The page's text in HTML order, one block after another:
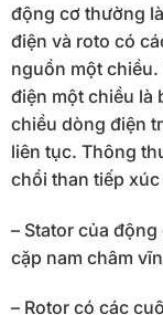
động cơ thường
điện và roto có
nguồn một
điện một chiều là
chiều dòng điện
liên tục. Thông
chổi than tiếp
– Stator của
cặp nam châm
– Rotor có các